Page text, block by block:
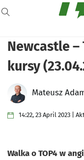
Newcastle
kursy
Mateusz
14:22, 23 April 2023 |
Walka o TOP4 w